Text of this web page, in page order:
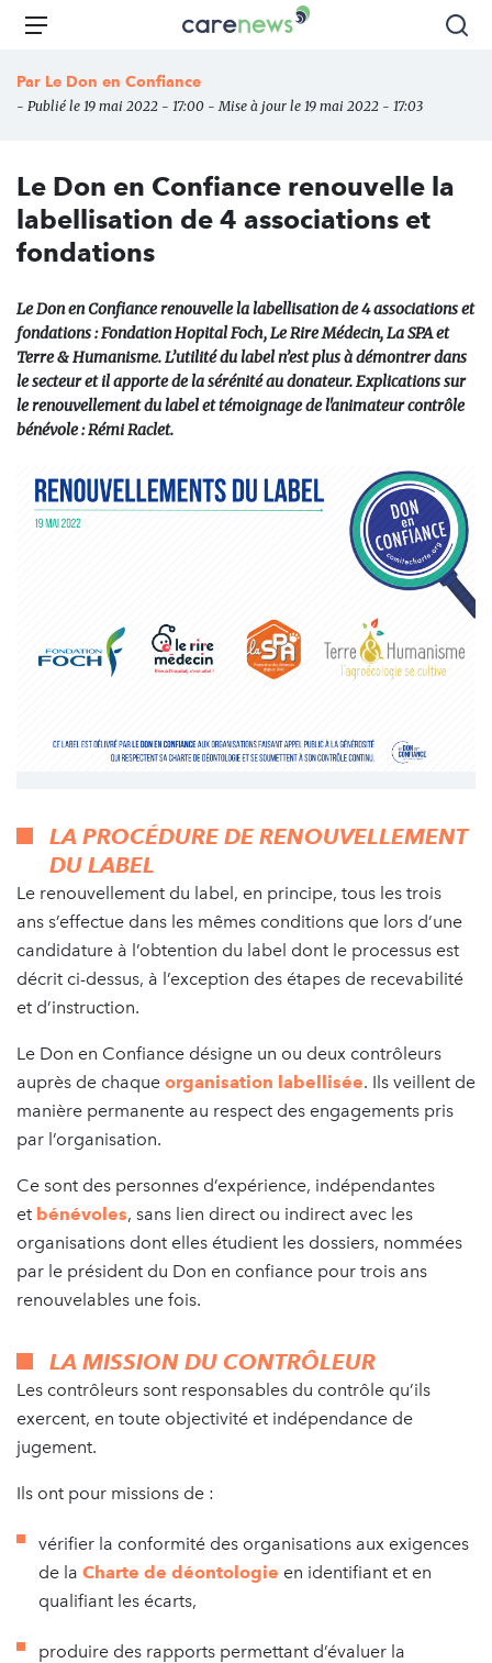
Aller
principal
Carenews,
des
l'engagement
Menu
Par Le Don en Confiance
- Publié le 19 mai 2022 - 17:00 - Mise à jour le 19 mai 2022 - 17:03
Le Don en Confiance renouvelle la
labellisation de 4 associations et
fondations
Le Don en Confiance renouvelle la labellisation de 4 associations et
fondations : Fondation Hopital Foch, Le Rire Médecin, La SPA et
Terre & Humanisme. L’utilité du label n’est plus à démontrer dans
le secteur et il apporte de la sérénité au donateur. Explications sur
le renouvellement du label et témoignage de l'animateur contrôle
bénévole : Rémi Raclet.
LA PROCÉDURE DE RENOUVELLEMENT
DU LABEL
Le renouvellement du label, en principe, tous les trois
ans s’effectue dans les mêmes conditions que lors d’une
candidature à l’obtention du label dont le processus est
décrit ci-dessus, à l’exception des étapes de recevabilité
et d’instruction.
Le Don en Confiance désigne un ou deux contrôleurs
auprès de chaque organisation labellisée. Ils veillent de
manière permanente au respect des engagements pris
par l’organisation.
Ce sont des personnes d’expérience, indépendantes
et bénévoles, sans lien direct ou indirect avec les
organisations dont elles étudient les dossiers, nommées
par le président du Don en confiance pour trois ans
renouvelables une fois.
LA MISSION DU CONTRÔLEUR
Les contrôleurs sont responsables du contrôle qu’ils
exercent, en toute objectivité et indépendance de
jugement.
Ils ont pour missions de :
vérifier la conformité des organisations aux exigences
de la Charte de déontologie en identifiant et en
qualifiant les écarts,
produire des rapports permettant d’évaluer la